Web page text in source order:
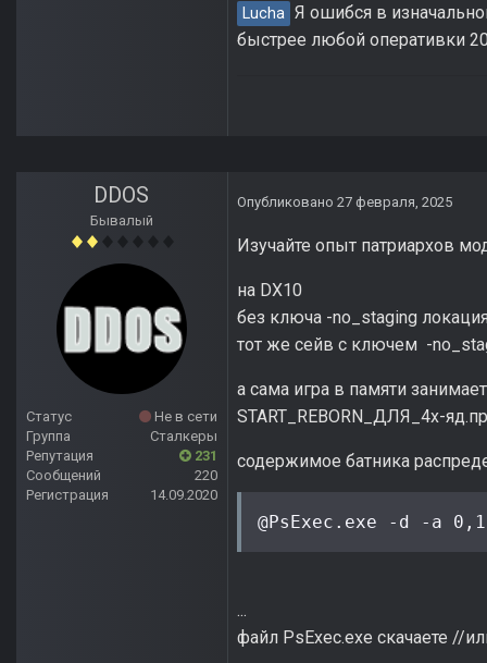
Lucha Я ошибся в
быстрее любой оперативки
DDOS
Бывалый
Статус
Не в сети
Группа
Сталкеры
Репутация
231
Сообщений
220
Регистрация
14.09.2020
Опубликовано 27 февраля, 2025
Изучайте опыт патриархов
на DX10
без ключа -no_staging
тот же сейв c ключем -
а сама игра в памяти
START_REBORN_ДЛЯ_4х-
содержимое батника
@PsExec.exe -d -a
...
файл PsExec.exe скачаете //